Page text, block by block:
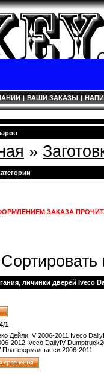
| ВАШИ ЗАКАЗЫ |
»
ЗАКАЗА
личинки дверей Iveco
4/1
Дейли IV 2006-2011 Iveco
2012 Iveco DailyIV
Платформа/шасси 2006-2011